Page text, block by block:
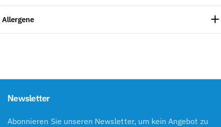
Allergene
Newsletter
Abonnieren Sie unseren Newsletter, um kein Angebot zu